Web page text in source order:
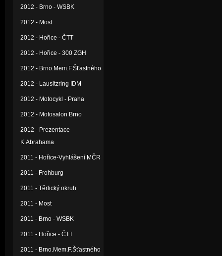
2012 - Brno - WSBK
2012 - Most
2012 - Hořice - ČTT
2012 - Hořice - 300 ZGH
2012 - Brno.Mem.F.Šťastného
2012 - Lausitzring IDM
2012 - Motocykl - Praha
2012 - Motosalon Brno
2012 - Prezentace
K.Abrahama
2011 - Hořice-Vyhlášení MČR
2011 - Frohburg
2011 - Těrlický okruh
2011 - Most
2011 - Brno - WSBK
2011 - Hořice - ČTT
2011 - Brno.Mem.F.Šťastného